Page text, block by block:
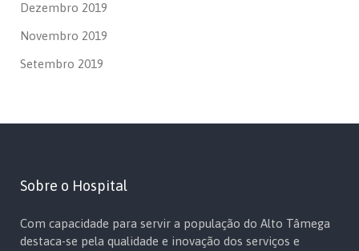
Dezembro 2019
Novembro 2019
Setembro 2019
Sobre o Hospital
Com capacidade para servir a população do Alto Tâmega
destaca-se pela qualidade e inovação dos serviços e